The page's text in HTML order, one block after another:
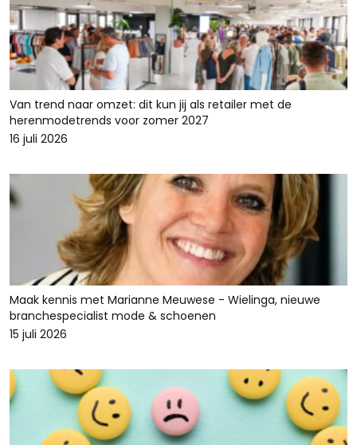
Van trend naar omzet: dit kun jij als retailer met de
herenmodetrends voor zomer 2027
16 juli 2026
Maak kennis met Marianne Meuwese - Wielinga, nieuwe
branchespecialist mode & schoenen
15 juli 2026